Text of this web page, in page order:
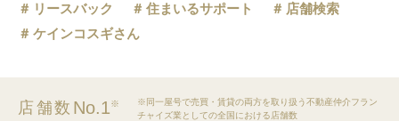
リースバック
住まいるサポート
店舗検索
ケインコスギさん
店舗数 No.1※
※同一屋号で売買・賃貸の両方を取り扱う不動産仲介フラン
チャイズ業としての全国における店舗数